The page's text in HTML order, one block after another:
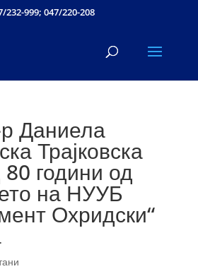
232-999; 047/220-208
Даниела
Трајковска
години од
на НУУБ
Охридски“